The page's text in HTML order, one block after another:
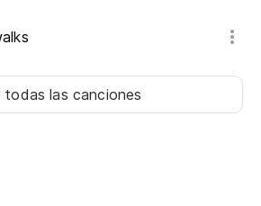
todas las canciones